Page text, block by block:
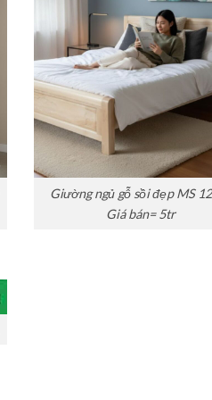
Giường ngủ gỗ sồi đẹp MS
Giá bán= 5tr